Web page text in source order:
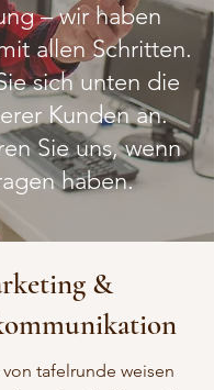
– wir haben
allen Schritten.
sich unten die
Kunden an.
Sie uns, wenn
haben.
&
tafelrunde weisen